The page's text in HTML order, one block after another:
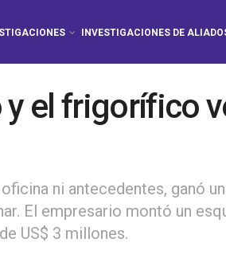
INVESTIGACIONES DE
el frigorífico
ni antecedentes, ganó
El empresario montó un
US$ 3 millones.